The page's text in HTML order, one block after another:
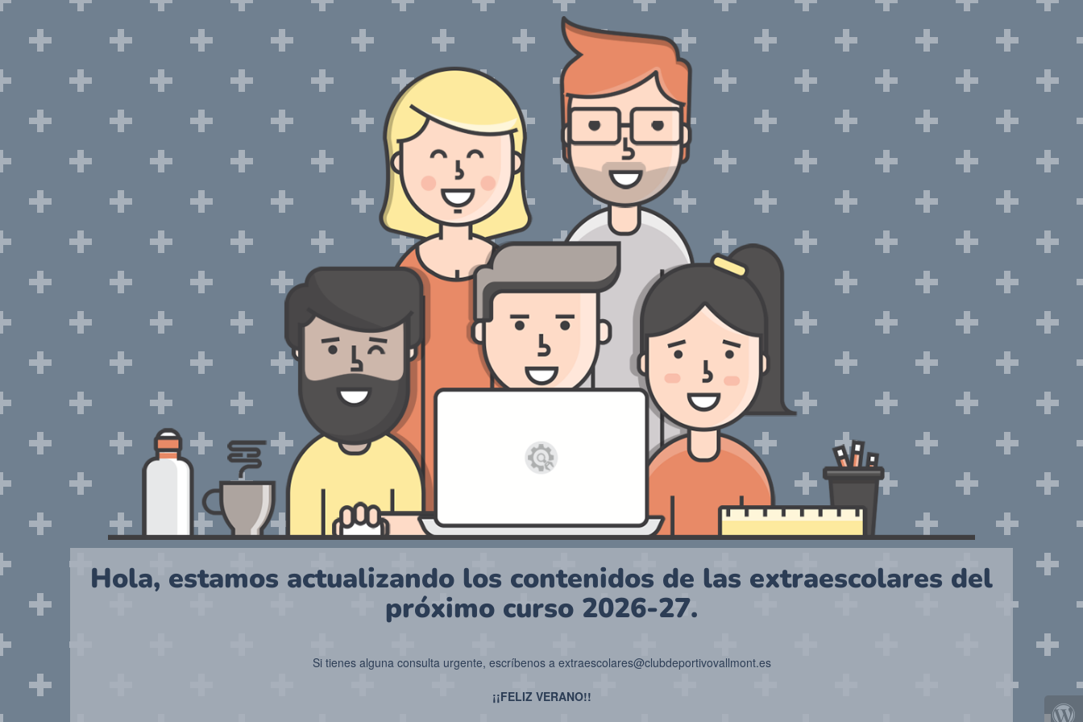
Hola, estamos actualizando los contenidos de las extraescolares del
próximo curso 2026-27.
Si tienes alguna consulta urgente, escríbenos a extraescolares@clubdeportivovallmont.es
¡¡FELIZ VERANO!!